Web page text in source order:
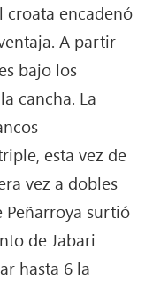
croata encadenó
A partir
bajo los
cancha. La
esta vez de
vez a dobles
surtió
de Jabari
hasta 6 la